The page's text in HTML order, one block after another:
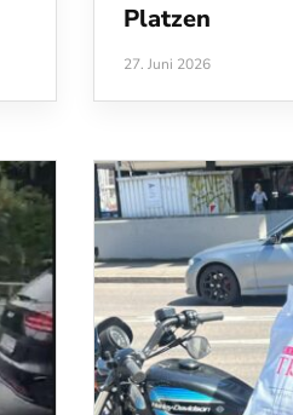
Platzen
27. Juni 2026